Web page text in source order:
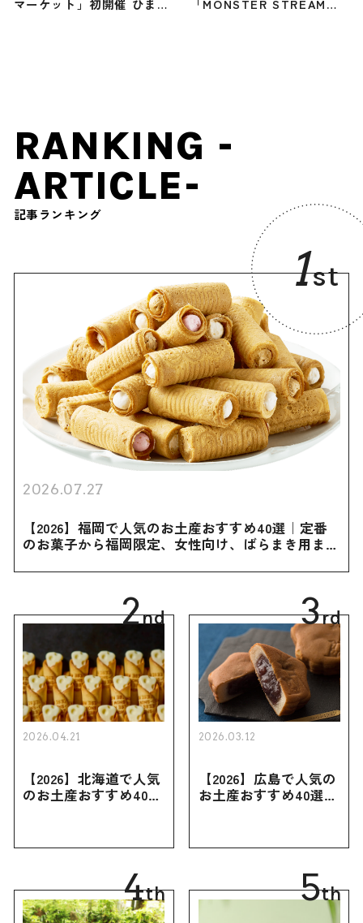
マーケット」初開催 ひまわ
「MONSTER STREAM」6
RANKING -
ARTICLE-
記事ランキング
1st
2026.07.27
【2026】福岡で人気のお土産おすすめ40選｜定番
のお菓子から福岡限定、女性向け、ばらまき用まで
2nd
2026.04.21
【2026】北海道で人気
のお土産おすすめ40選
買えない限定品、女性
3rd
2026.03.12
【2026】広島で人気の
お土産おすすめ40選｜
き用、女性向けまで幅
4th 5th